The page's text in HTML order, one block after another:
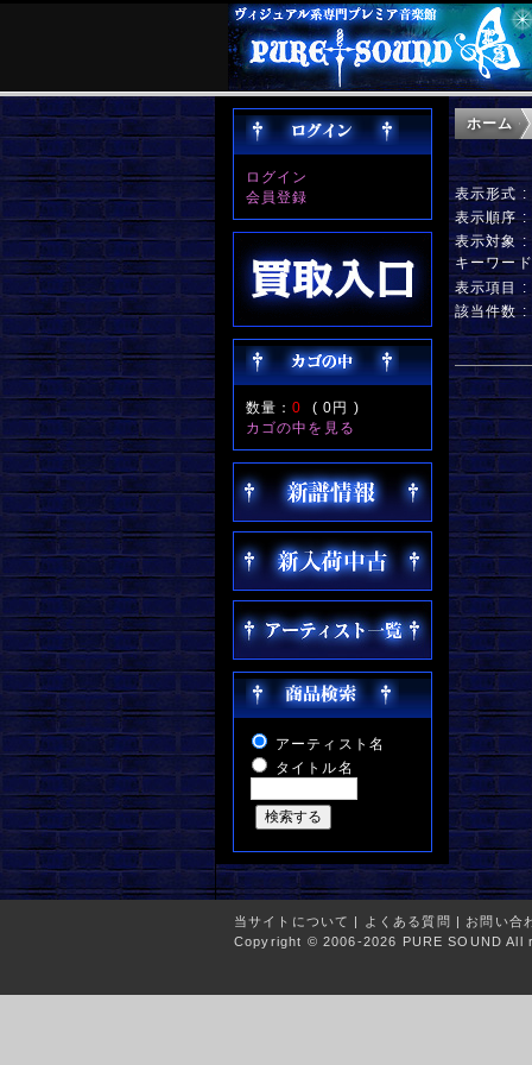
ログイン
会員登録
数量：0 (0円 )
カゴの中を見る
アーティスト名
タイトル名
ホーム
表示形式 :
表示順序 :
表示対象 :
キーワー
表示項目 :
該当件数 :
当サイトについて | よくある質問 | お問い合
Copyright © 2006-2026 PURE SOUND All